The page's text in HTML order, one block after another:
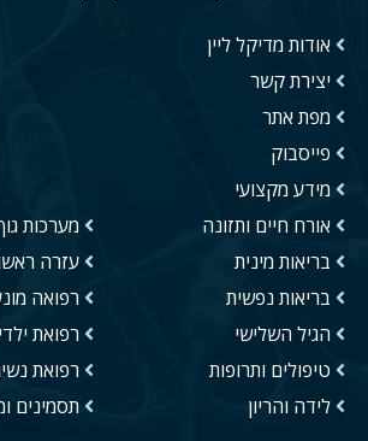
אודות מדיקל ליין
יצירת קשר
מפת אתר
פייסבוק
מידע מקצועי
אורח חיים ותזונה
בריאות מינית
בריאות נפשית
הגיל השלישי
טיפולים ותרופות
לידה והריון
מערכות
עזרה
רפואה
רפואת
רפואת
תסמינים